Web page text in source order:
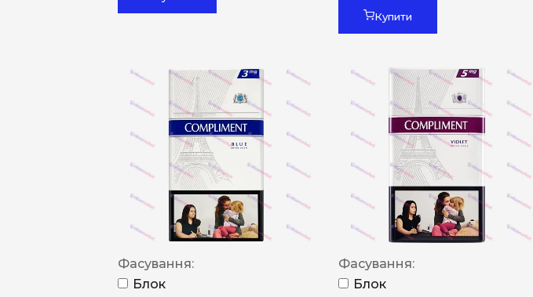
Купити
Фасування:
Блок
Фасування:
Блок